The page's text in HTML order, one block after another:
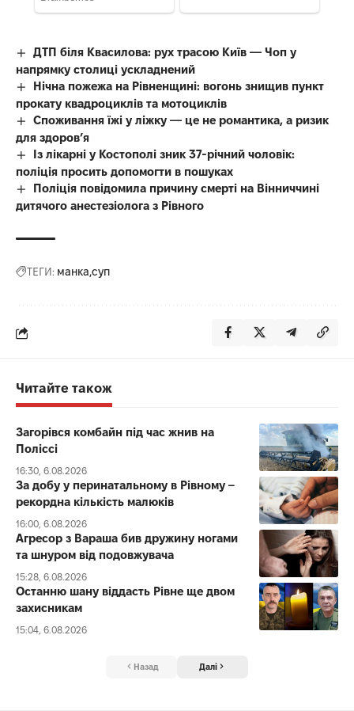
ДТП біля Квасилова: рух трасою Київ — Чоп у
напрямку столиці ускладнений
Нічна пожежа на Рівненщині: вогонь знищив пункт
прокату квадроциклів та мотоциклів
Споживання їжі у ліжку — це не романтика, а ризик
для здоров’я
Із лікарні у Костополі зник 37-річний чоловік:
поліція просить допомогти в пошуках
Поліція повідомила причину смерті на Вінниччині
дитячого анестезіолога з Рівного
ТЕГИ: манка суп
Читайте також
Загорівся комбайн під час жнив на
Поліссі
16:30, 6.08.2026
За добу у перинатальному в Рівному –
рекордна кількість малюків
16:00, 6.08.2026
Агресор з Вараша бив дружину ногами
та шнуром від подовжувача
15:28, 6.08.2026
Останню шану віддасть Рівне ще двом
захисникам
15:04, 6.08.2026
Назад Далі